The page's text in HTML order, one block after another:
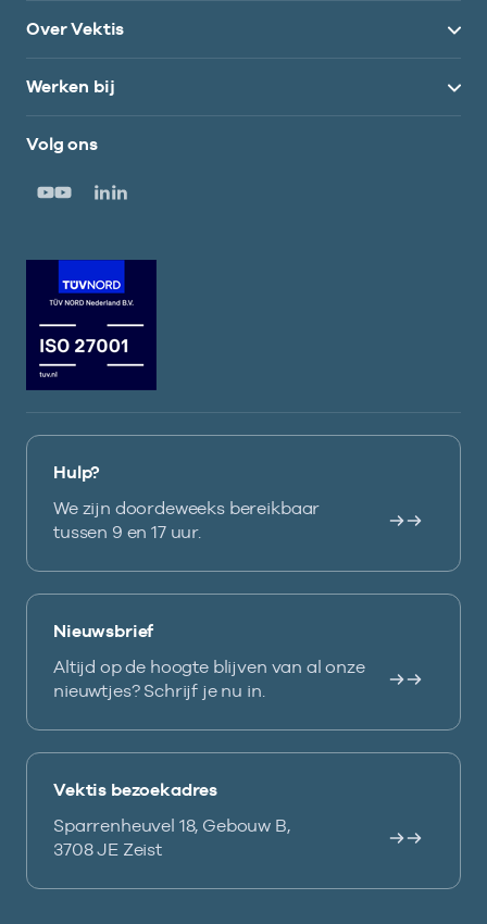
Over Vektis
Werken bij
Volg ons
Hulp?
We zijn doordeweeks bereikbaar
tussen 9 en 17 uur.
Nieuwsbrief
Altijd op de hoogte blijven van al onze
nieuwtjes? Schrijf je nu in.
Vektis bezoekadres
Sparrenheuvel 18, Gebouw B,
3708 JE Zeist